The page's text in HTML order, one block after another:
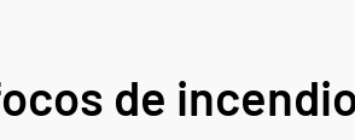
de